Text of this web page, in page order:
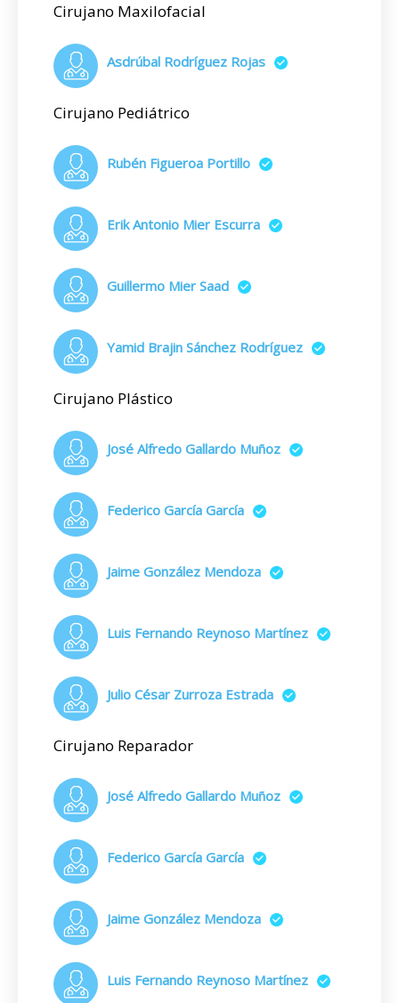
Cirujano Maxilofacial
Asdrúbal Rodríguez Rojas
Cirujano Pediátrico
Rubén Figueroa Portillo
Erik Antonio Mier Escurra
Guillermo Mier Saad
Yamid Brajin Sánchez Rodríguez
Cirujano Plástico
José Alfredo Gallardo Muñoz
Federico García García
Jaime González Mendoza
Luis Fernando Reynoso Martínez
Julio César Zurroza Estrada
Cirujano Reparador
José Alfredo Gallardo Muñoz
Federico García García
Jaime González Mendoza
Luis Fernando Reynoso Martínez